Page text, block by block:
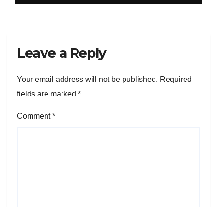
Leave a Reply
Your email address will not be published. Required
fields are marked *
Comment*